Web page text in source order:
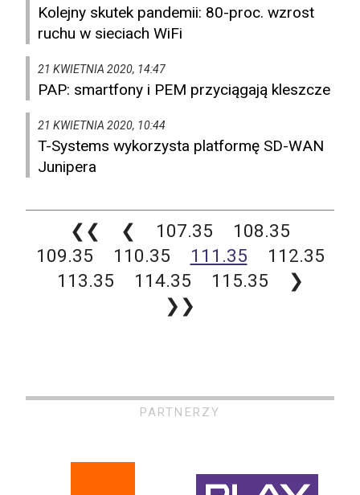
Kolejny skutek pandemii: 80-proc. wzrost
ruchu w sieciach WiFi
21 KWIETNIA 2020, 14:47
PAP: smartfony i PEM przyciągają kleszcze
21 KWIETNIA 2020, 10:44
T-Systems wykorzysta platformę SD-WAN
Junipera
❮❮ ❮ 107.35
108.35
109.35
110.35 111.35
112.35
113.35
114.35 115.35
❯
❯❯
PARTNERZY